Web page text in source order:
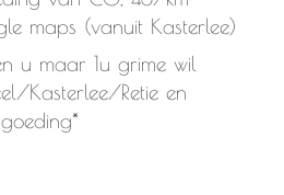
maps (vanuit Kasterlee)
u maar 1u grime wil
Kasterlee/Retie en